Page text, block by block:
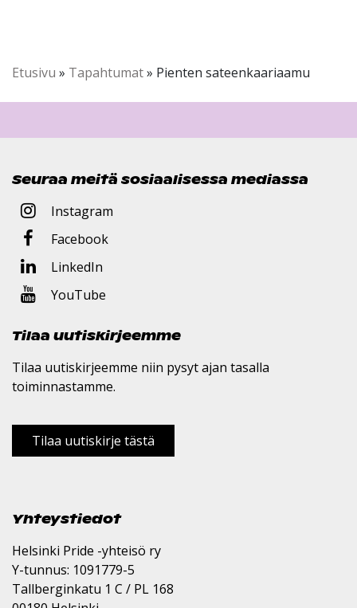
Etusivu » Tapahtumat» Pienten sateenkaariaamu
Seuraa meitä sosiaalisessa mediassa
Instagram
Facebook
LinkedIn
YouTube
Tilaa uutiskirjeemme
Tilaa uutiskirjeemme niin pysyt ajan tasalla
toiminnastamme.
Tilaa uutiskirje tästä
Yhteystiedot
Helsinki Pride -yhteisö ry
Y-tunnus: 1091779-5
Tallberginkatu 1 C / PL 168